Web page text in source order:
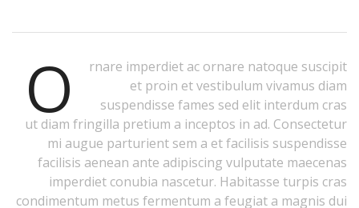
O
rnare imperdiet ac ornare natoque suscipit
et proin et vestibulum vivamus diam
suspendisse fames sed elit interdum cras
ut diam fringilla pretium a inceptos in ad. Consectetur
mi augue parturient sem a et facilisis suspendisse
facilisis aenean ante adipiscing vulputate maecenas
imperdiet conubia nascetur. Habitasse turpis cras
condimentum metus fermentum a feugiat a magnis dui